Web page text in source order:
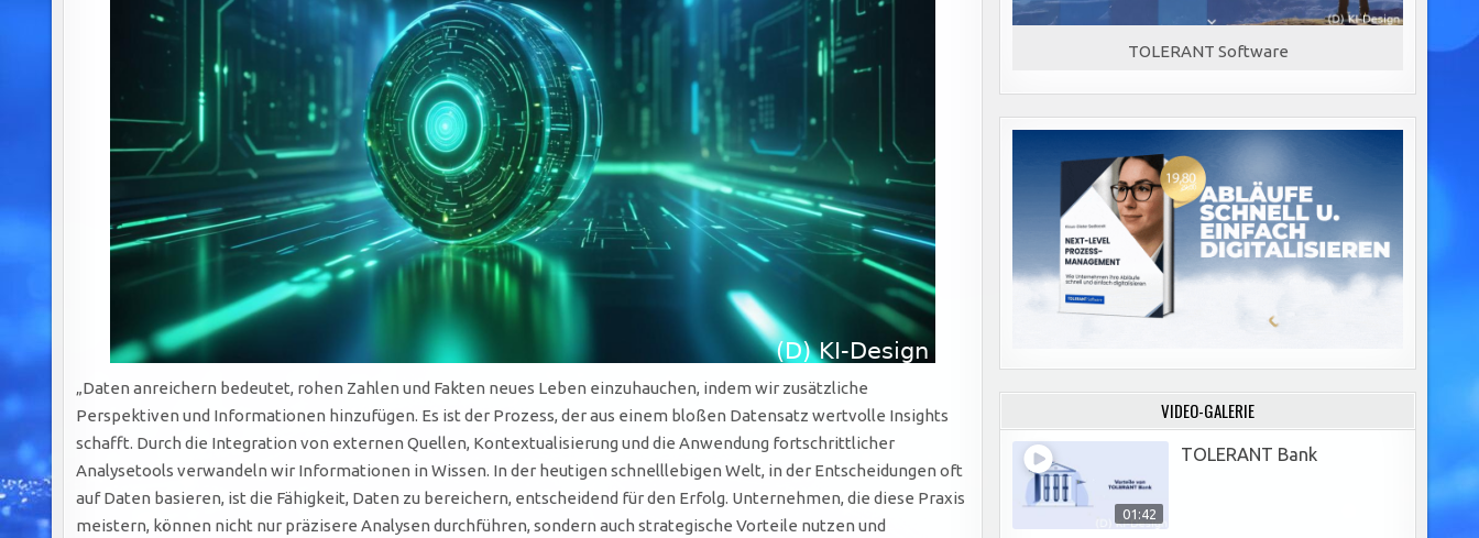
„Daten anreichern bedeutet, rohen Zahlen und Fakten neues Leben einzuhauchen, indem wir zusätzliche
Perspektiven und Informationen hinzufügen. Es ist der Prozess, der aus einem bloßen Datensatz wertvolle Insights
schafft. Durch die Integration von externen Quellen, Kontextualisierung und die Anwendung fortschrittlicher
Analysetools verwandeln wir Informationen in Wissen. In der heutigen schnelllebigen Welt, in der Entscheidungen oft
auf Daten basieren, ist die Fähigkeit, Daten zu bereichern, entscheidend für den Erfolg. Unternehmen, die diese Praxis
meistern, können nicht nur präzisere Analysen durchführen, sondern auch strategische Vorteile nutzen und
TOLERANT Software
VIDEO-GALERIE
01:42
TOLERANT Bank